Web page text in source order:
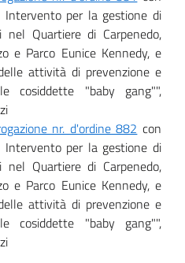
Intervento per la gestione di
Quartiere di Carpenedo,
e Parco Eunice Kennedy, e
attività di prevenzione e
cosiddette "baby gang"",
nr. d'ordine 882 con
Intervento per la gestione di
Quartiere di Carpenedo,
e Parco Eunice Kennedy, e
attività di prevenzione e
cosiddette "baby gang"",